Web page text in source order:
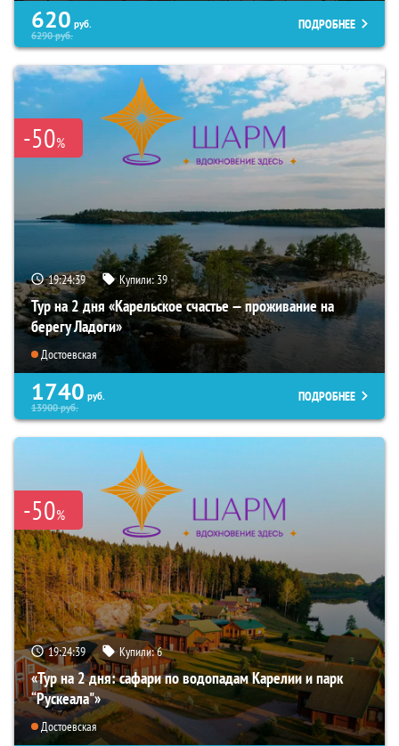
620 руб.
6290руб.
ПОДРОБНЕЕ
-50%
19:24:37 Купили:39
Тур на 2 дня «Карельское счастье — проживание на
берегу Ладоги»
Достоевская
1740 руб.
13900руб.
ПОДРОБНЕЕ
-50%
19:24:37 Купили:6
«Тур на 2 дня: сафари по водопадам Карелии и парк
“Рускеала"»
Достоевская